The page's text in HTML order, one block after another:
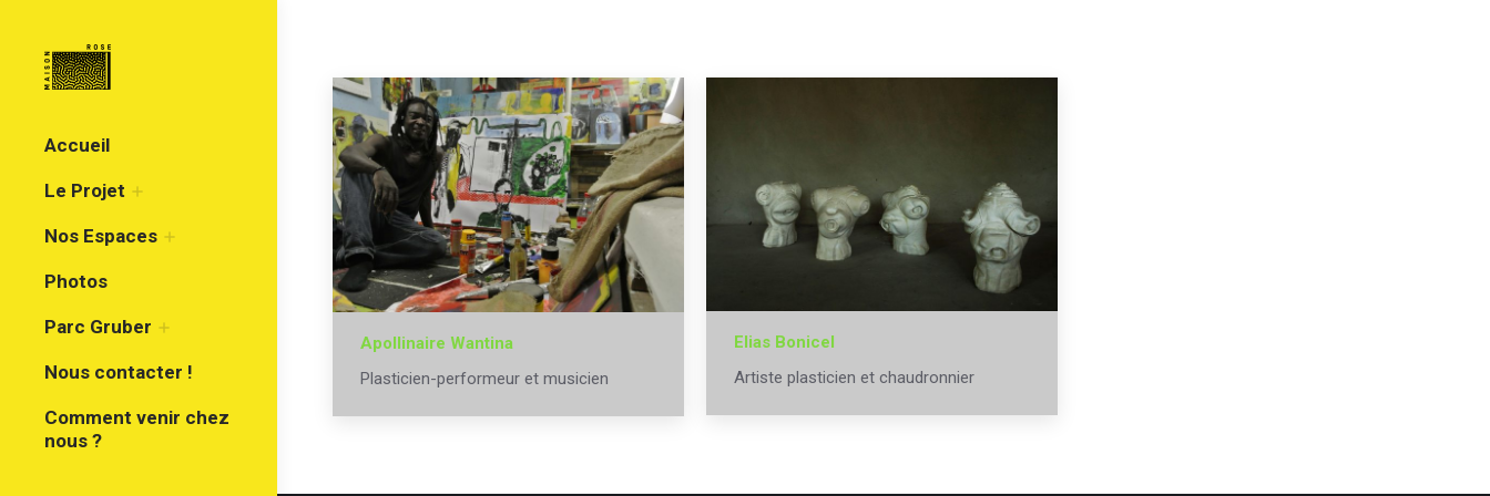
Accueil
Le Projet
Nos Espaces
Photos
Parc Gruber
Nous contacter !
Comment venir chez
nous ?
Apollinaire Wantina
Plasticien-performeur et musicien
Elias Bonicel
Artiste plasticien et chaudronnier